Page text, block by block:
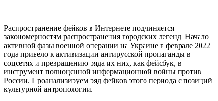
Распространение фейков в Интернете подчиняется
закономерностям распространения городских легенд. Начало
активной фазы военной операции на Украине в феврале 2022
года привело к активизации антирусской пропаганды в
соцсетях и превращению ряда их них, как фейсбук, в
инструмент полноценной информационной войны против
России. Проанализируем ряд фейков этого периода с позиций
культурной антропологии.